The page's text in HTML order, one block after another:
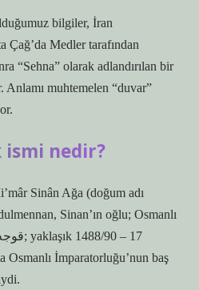
bilgiler, İran
Çağ’da Medler tarafından
“Sehna” olarak adlandırılan bir
muhtemelen “duvar”
ismi nedir?
Sinân Ağa (doğum adı
Sinan’ın oğlu; Osmanlı
Osmanlı İmparatorluğu’nun baş